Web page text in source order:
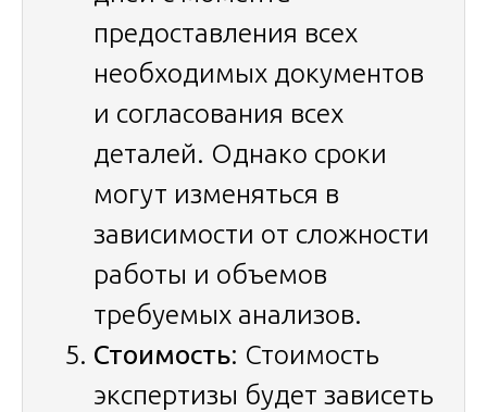
предоставления всех
необходимых документов
и согласования всех
деталей. Однако сроки
могут изменяться в
зависимости от сложности
работы и объемов
требуемых анализов.
Стоимость: Стоимость
экспертизы будет зависеть